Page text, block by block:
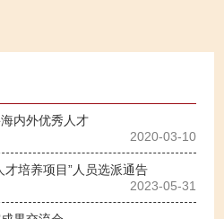
内外优秀人才
2020-03-10
培养项目”人员选派通告
2023-05-31